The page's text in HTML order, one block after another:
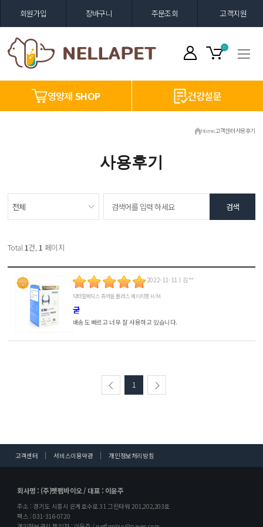
회원가입 장바구니 주문조회 고객지원
0
영양제 SHOP 건강설문
Home고객센터사용후기
사용후기
Total 1건, 1 페이지
2022-11-11 김**
닥터힐메딕스 츄어블 플러스 에이치엠 H/M
굳
배송도 빠르고 너무 잘 사용하고 있습니다.
1
고객센터 서비스이용약관 개인정보처리방침
회사명 : (주)펫팸바이오 / 대표 : 이윤주
주소 : 경기도 시흥시 은계호수로 31 그린타워 201,202,203호
팩스 : 031-316-0720